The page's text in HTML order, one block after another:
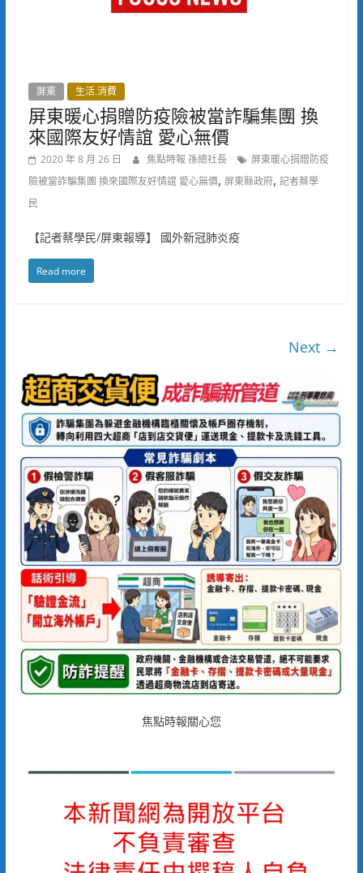
屏東 生活.消費
屏東暖心捐贈防疫險被當詐騙集團 換
來國際友好情誼 愛心無價
2020 年 8 月 26 日 焦點時報 孫總社長
屏東暖心捐贈防疫
險被當詐騙集團 換來國際友好情誼 愛心無價, 屏東縣政府, 記者蔡學
民
【記者蔡學民/屏東報導】 國外新冠肺炎疫
Read more
Next →
焦點時報關心您